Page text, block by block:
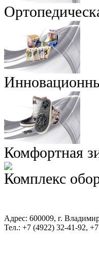
Комфортная
Комплекс
Адрес: 600009, г.
Тел.: +7 (4922) 32-41-92,